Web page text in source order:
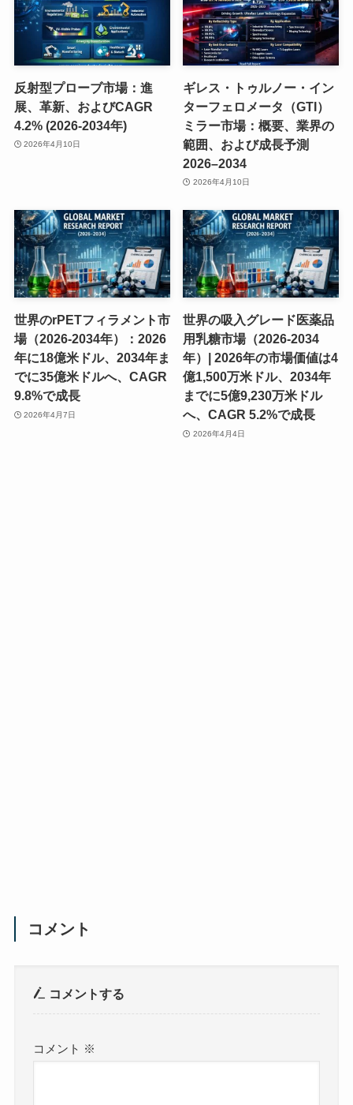
反射型プローブ市場：進
展、革新、およびCAGR
4.2% (2026-2034年)
2026年4月10日
ギレス・トゥルノー・イン
ターフェロメータ（GTI）
ミラー市場：概要、業界の
範囲、および成長予測
2026–2034
2026年4月10日
世界のrPETフィラメント市
場（2026-2034年）：2026
年に18億米ドル、2034年ま
でに35億米ドルへ、CAGR
9.8%で成長
2026年4月7日
世界の吸入グレード医薬品
用乳糖市場（2026-2034
年）| 2026年の市場価値は4
億1,500万米ドル、2034年
までに5億9,230万米ドル
へ、CAGR 5.2%で成長
2026年4月4日
コメント
コメントする
コメント ※